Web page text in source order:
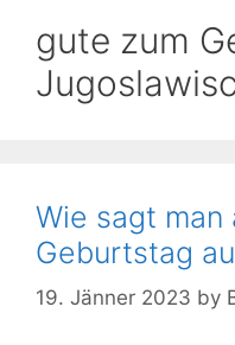
gute zum
Wie sagt man
Geburtstag
19. Jänner 2023 by